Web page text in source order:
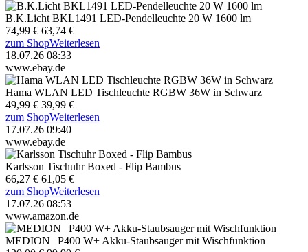
B.K.Licht BKL1491 LED-Pendelleuchte 20 W 1600 lm
74,99 € 63,74 €
zum ShopWeiterlesen
18.07.26 08:33
www.ebay.de
Hama WLAN LED Tischleuchte RGBW 36W in Schwarz
49,99 € 39,99 €
zum ShopWeiterlesen
17.07.26 09:40
www.ebay.de
Karlsson Tischuhr Boxed - Flip Bambus
66,27 € 61,05 €
zum ShopWeiterlesen
17.07.26 08:53
www.amazon.de
MEDION | P400 W+ Akku-Staubsauger mit Wischfunktion